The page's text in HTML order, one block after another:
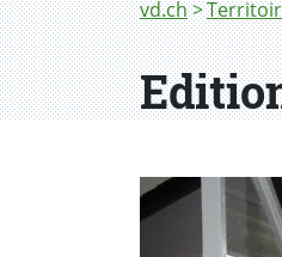
vd.ch
Edition 2015